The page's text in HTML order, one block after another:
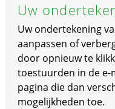
Uw
Uw ondertekening
aanpassen of
door opnieuw te
toestuurden in de e-
pagina die dan
mogelijkheden toe.